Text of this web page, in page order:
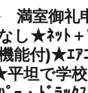
満室御礼
し★ﾈｯﾄ
能付)★ｴ
坦で学